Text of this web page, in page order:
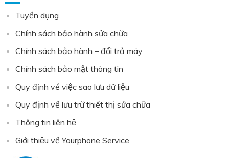
Tuyển dụng
Chính sách bảo hành sửa chữa
Chính sách bảo hành – đổi trả máy
Chính sách bảo mật thông tin
Quy định về việc sao lưu dữ liệu
Quy định về lưu trữ thiết thị sửa chữa
Thông tin liên hệ
Giới thiệu về Yourphone Service